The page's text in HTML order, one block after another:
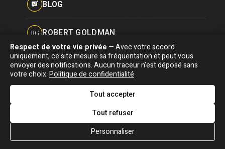
Hommages
BLOG
RG ROBERT GOLDMAN
PG PIERRE GOLDMAN
J&MJJG & MOI
Association "Parler d'sa vie" © Depuis 1997 - Tous droits réservés |
Signaler une erreur |Confidentialité|Gestion des cookies|Dernière
mise à jour : 05/08/2026
DESIGNED &
DEVELOPED BY
Respect de votre vie privée — Avec votre accord
uniquement, ce site mesure sa fréquentation et peut vous
envoyer des notifications. Aucun traceur n’est déposé sans
votre choix.Politique de confidentialité
Tout accepter
Tout refuser
Personnaliser